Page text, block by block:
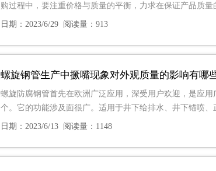
购过程中，要注重价格与质量的平衡，力求在保证产品质
日期：2023/6/29 阅读量：913
螺旋钢管生产中撅嘴现象对外观质量的影响有哪
螺旋防腐钢管首先在欧洲广泛应用，深受用户欢迎，是应
个。它的功能涉及面很广。适用于井下给排水、井下锚喷
日期：2023/6/13 阅读量：1148